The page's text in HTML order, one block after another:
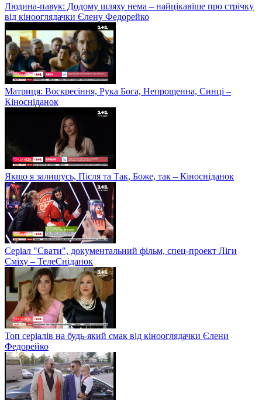
Людина-павук: Додому шляху нема – найцікавіше про стрічку
від кінооглядачки Єлену Федорейко
Матриця: Воскресіння, Рука Бога, Непрощенна, Синці –
Кіносніданок
Якщо я залишусь, Після та Так, Боже, так – Кіносніданок
Серіал "Свати", документальний фільм, спец-проект Ліги
Сміху – ТелеСніданок
Топ серіалів на будь-який смак від кінооглядачки Єлени
Федорейко